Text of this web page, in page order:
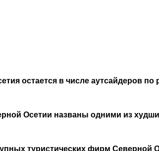
остается в числе аутсайдеров по
Осетии названы одними из
туристических фирм Северной